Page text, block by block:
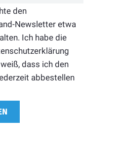
den
Newsletter etwa
Ich habe die
dass ich den
abbestellen